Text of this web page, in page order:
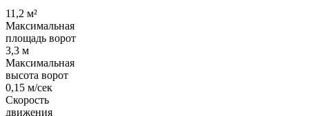
11,2 м²
Максимальная
площадь ворот
3,3 м
Максимальная
высота ворот
0,15 м/сек
Скорость
движения